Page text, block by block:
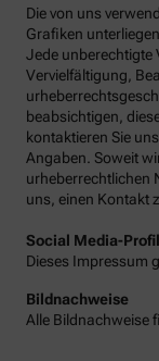
Die von uns
Grafiken
Jede unberechtigte
Vervielfältigung,
beabsichtigen,
kontaktieren Sie
Angaben. Soweit
urheberrechtlichen
uns, einen Kontakt
Social Media-
Dieses Impressum
Bildnachweise
Alle Bildnachweise